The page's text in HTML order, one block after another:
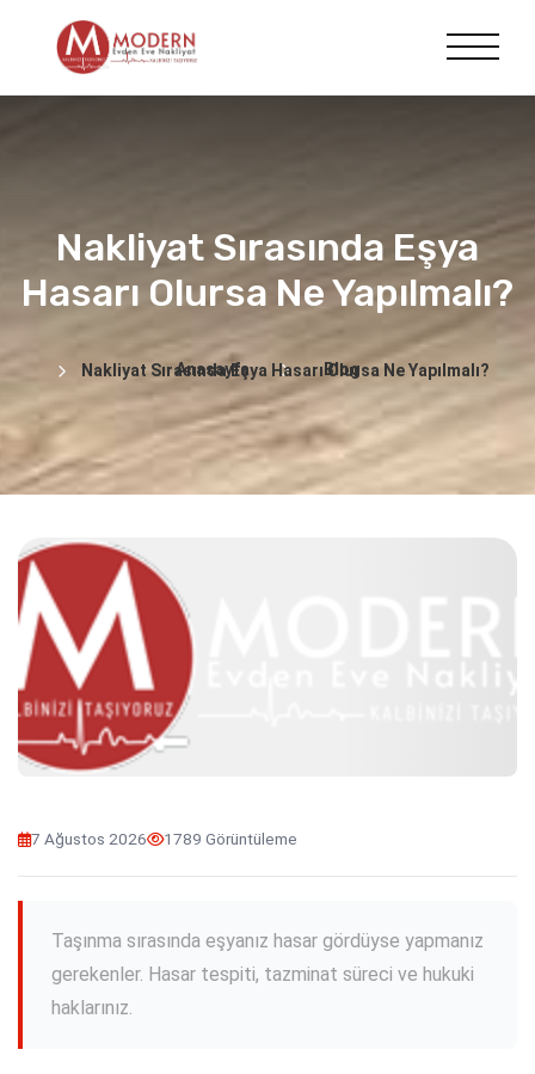
Nakliyat Sırasında Eşya
Hasarı Olursa Ne Yapılmalı?
Anasayfa Blog
Nakliyat Sırasında Eşya Hasarı Olursa Ne Yapılmalı?
7 Ağustos 2026 1789 Görüntüleme
Taşınma sırasında eşyanız hasar gördüyse yapmanız
gerekenler. Hasar tespiti, tazminat süreci ve hukuki
haklarınız.